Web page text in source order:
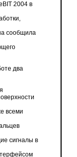
2004 в
сообщила
два
всеми
сигналы в